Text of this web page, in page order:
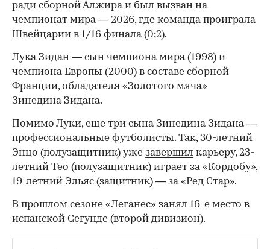
ради сборной Алжира и был вызван на
чемпионат мира — 2026, где командапроиграла
Швейцарии в 1/16 финала (0:2).
Лука Зидан — сын чемпиона мира (1998) и
чемпиона Европы (2000) в составе сборной
Франции, обладателя «Золотого мяча»
Зинедина Зидана.
Помимо Луки, еще три сына Зинедина Зидана —
профессиональные футболисты. Так, 30-летний
Энцо (полузащитник) уже завершил карьеру, 23-
летний Тео (полузащитник) играет за «Кордобу»,
19-летний Эльяс (защитник) — за «Ред Стар».
В прошлом сезоне «Леганес» занял 16-е место в
испанской Сегунде (второй дивизион).